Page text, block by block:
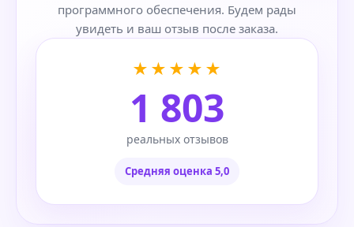
программного обеспечения. Будем рады
увидеть и ваш отзыв после заказа.
★★★★★
1 803
реальных отзывов
Средняя оценка 5,0